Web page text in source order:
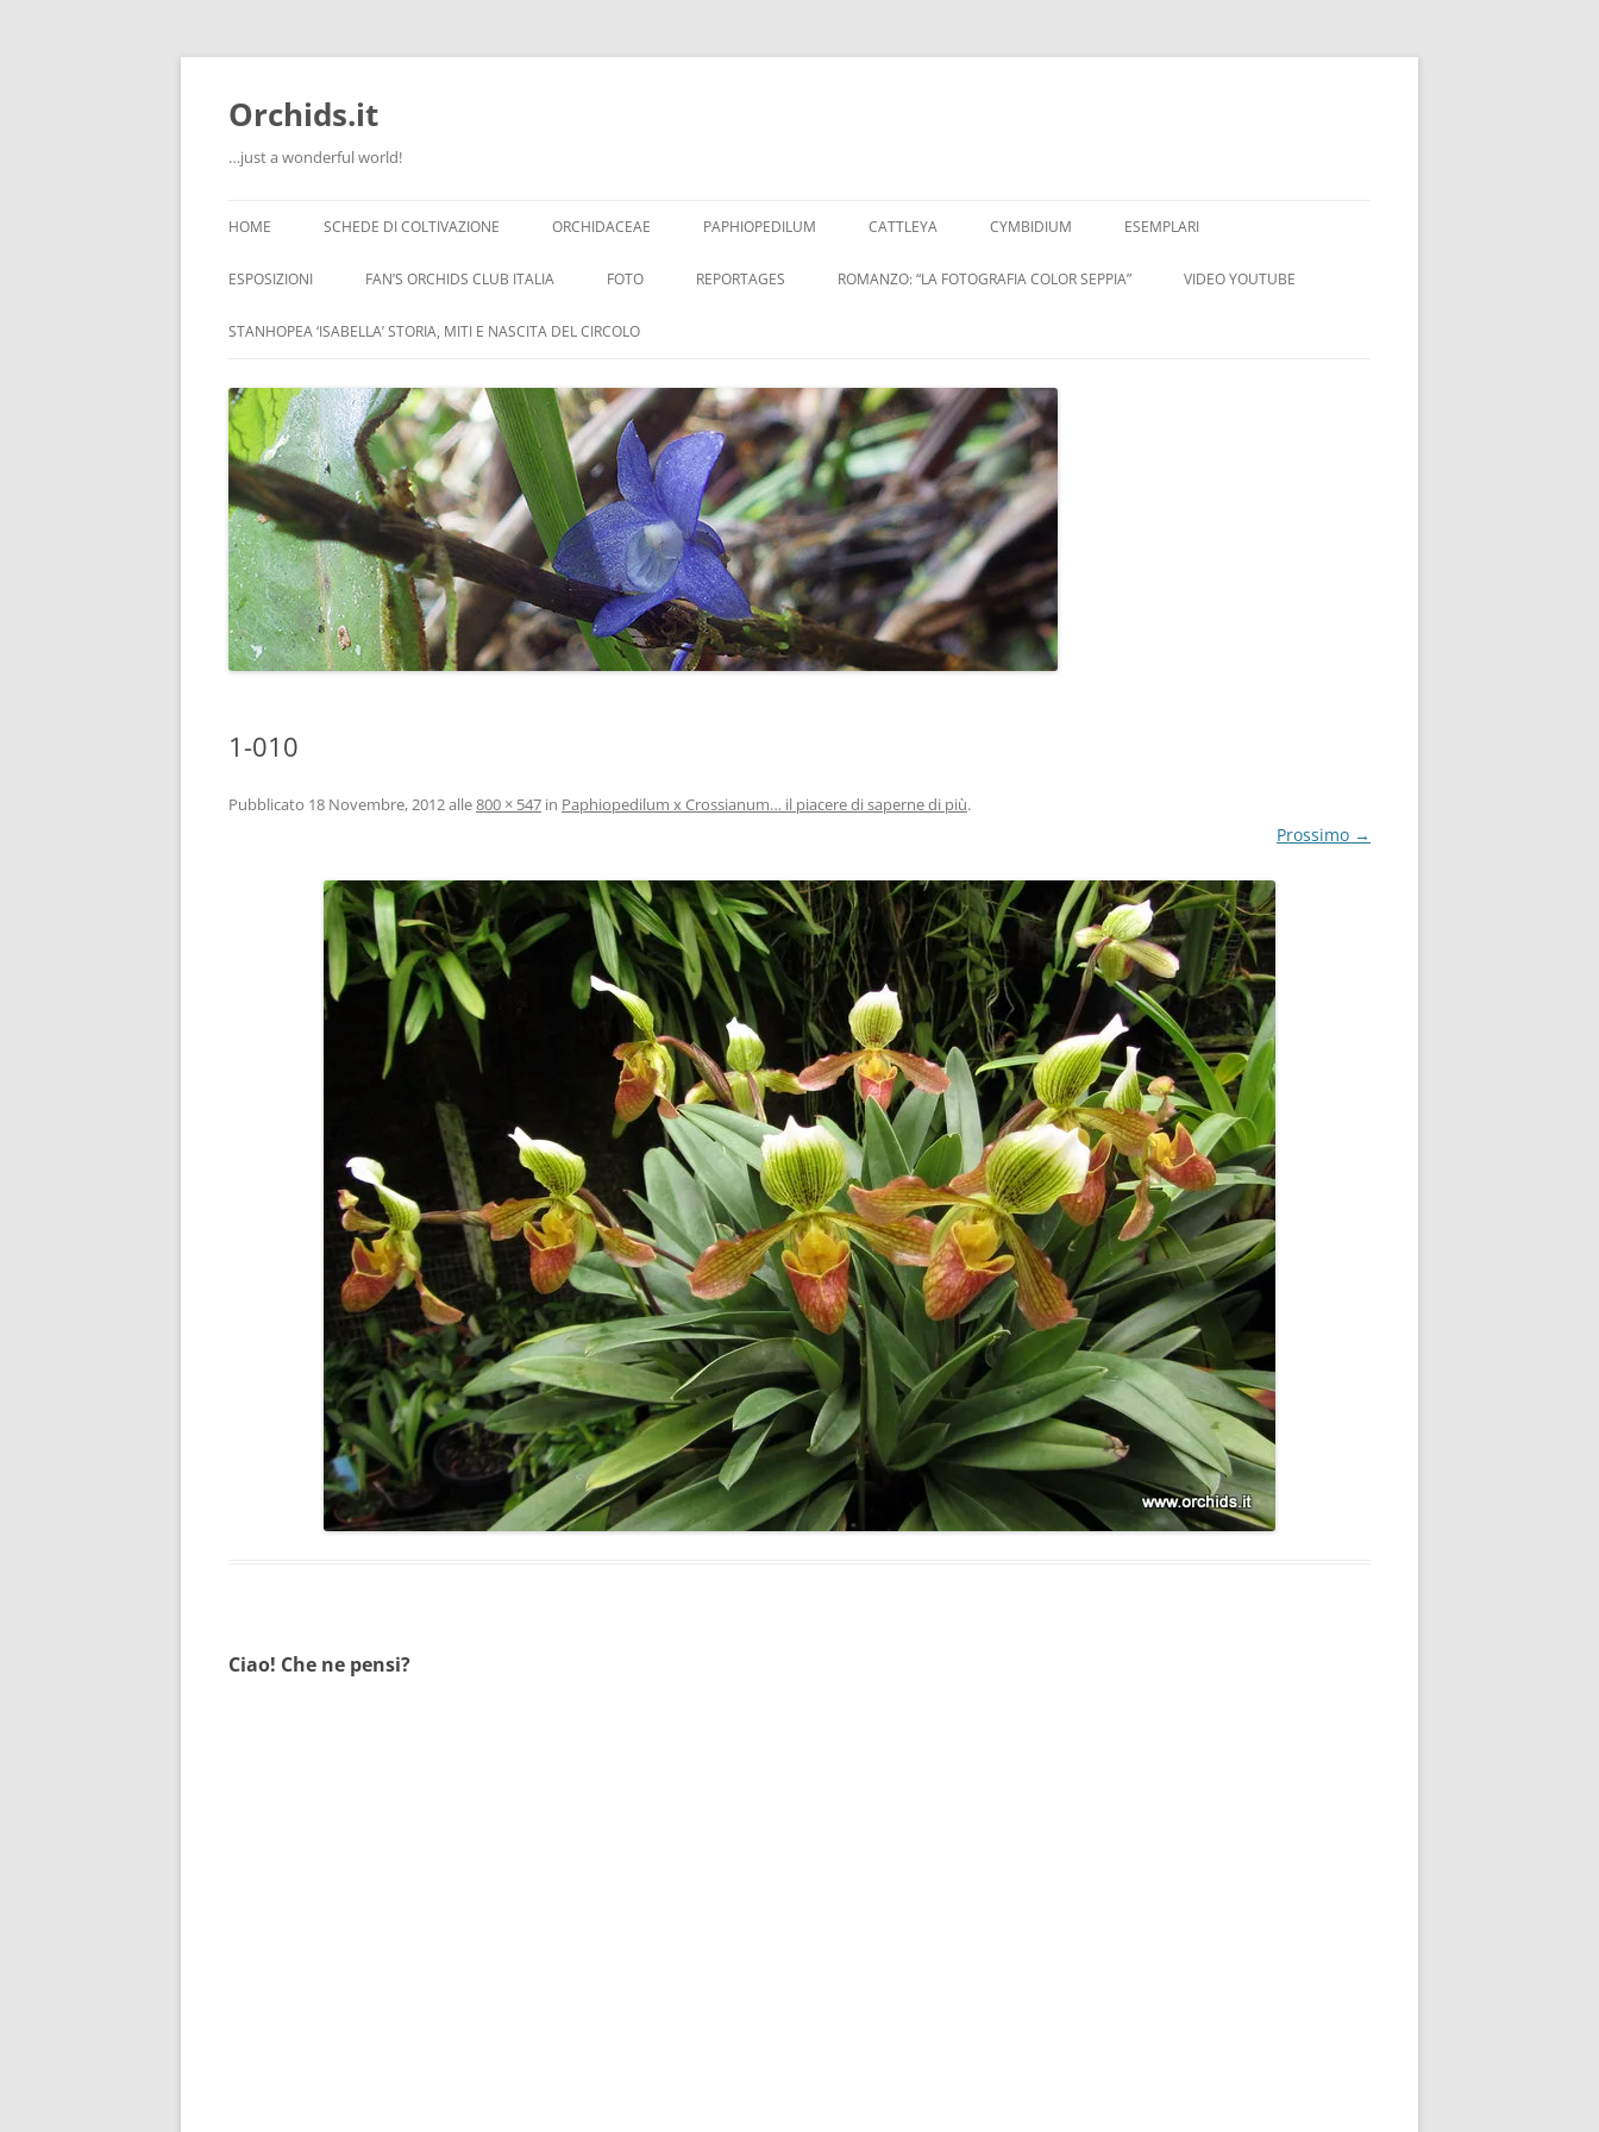
Orchids.it
…just a wonderful world!
al
HOME
INFO
LA SERRA DI GUIDO
SCHEDE DI COLTIVAZIONE ORCHIDACEAE PAPHIOPEDILUM CATTLEYA CYMBIDIUM ESEMPLARI
ESPOSIZIONI FAN’S ORCHIDS CLUB ITALIA FOTO REPORTAGES ROMANZO: “LA FOTOGRAFIA COLOR SEPPIA” VIDEO YOUTUBE
STANHOPEA ‘ISABELLA’ STORIA, MITI E NASCITA DEL CIRCOLO
1-010
Pubblicato 18 Novembre, 2012alle800 × 547 in Paphiopedilum x Crossianum… il piacere di saperne di più.
Prossimo →
Ciao! Che ne pensi?